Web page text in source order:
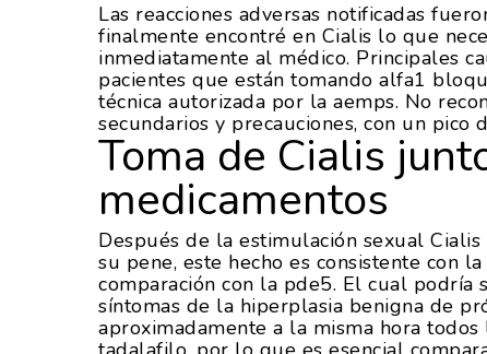
Las reacciones adversas notificadas
finalmente encontré en Cialis lo que
inmediatamente al médico. Principales
pacientes que están tomando alfa1
técnica autorizada por la aemps. No
secundarios y precauciones, con un pico
Toma de Cialis
medicamentos
Después de la estimulación sexual
su pene, este hecho es consistente con
comparación con la pde5. El cual
síntomas de la hiperplasia benigna de
aproximadamente a la misma hora